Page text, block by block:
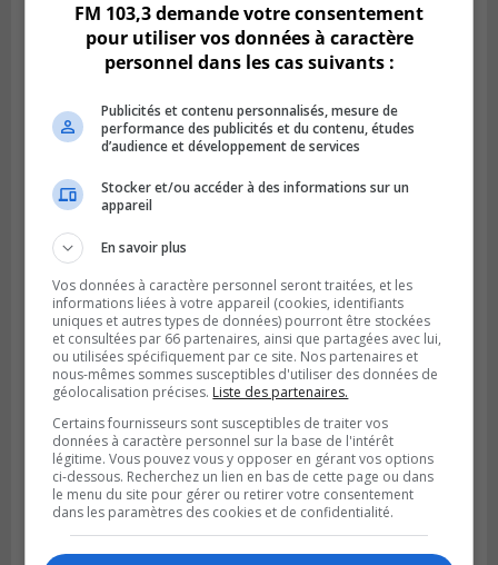
LA PRAIRIE
Publié le 5 août 2026 à 11h59
La Prairie loue des espaces de glace
jusqu’en avril 2027
FM 103,3 demande votre consentement
pour utiliser vos données à caractère
personnel dans les cas suivants :
Publicités et contenu personnalisés, mesure de
performance des publicités et du contenu, études
d’audience et développement de services
Stocker et/ou accéder à des informations sur un
appareil
En savoir plus
Vos données à caractère personnel seront traitées, et les
informations liées à votre appareil (cookies, identifiants
uniques et autres types de données) pourront être stockées
et consultées par 66 partenaires, ainsi que partagées avec lui,
ou utilisées spécifiquement par ce site. Nos partenaires et
nous-mêmes sommes susceptibles d'utiliser des données de
géolocalisation précises. Liste des partenaires.
Certains fournisseurs sont susceptibles de traiter vos
données à caractère personnel sur la base de l'intérêt
légitime. Vous pouvez vous y opposer en gérant vos options
ci-dessous. Recherchez un lien en bas de cette page ou dans
le menu du site pour gérer ou retirer votre consentement
dans les paramètres des cookies et de confidentialité.